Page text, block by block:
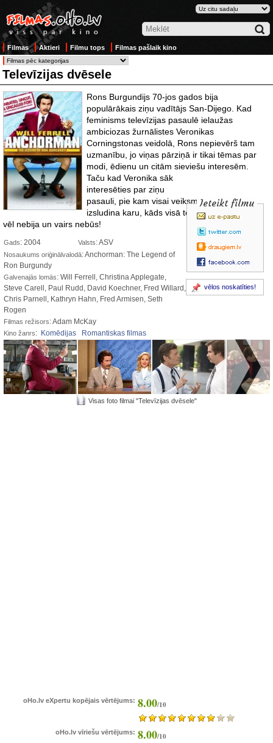
Filmas Aktieri Filmu tops Filmas pašlaik kino
Televīzijas dvēsele
Rons Burgundijs 70-jos gados bija
populārākais ziņu vadītājs San-Dijego. Kad
feminisms televīzijas pasaulē ielaužas
ambiciozas žurnālistes Veronikas
Corningstonas veidolā, Rons nepievērš tam
uzmanību, jo viņas pārziņā ir tikai tēmas par
modi, ēdienu un citām sieviešu interesēm.
Taču kad Veronika sāk
interesēties par ziņu
pasauli, pie kam visai veiksmīgi, Rons
izsludina karu, kāds visā televīzijas vēsturē
vēl nebija un vairs nebūs!
Ieteikt filmu
vēlos noskatīties!
Gads: 2004 Valsts: ASV
Nosaukums oriģinālvalodā: Anchorman: The Legend of
Ron Burgundy
Galvenajās lomās: Will Ferrell, Christina Applegate,
Steve Carell, Paul Rudd, David Koechner, Fred Willard,
Chris Parnell, Kathryn Hahn, Fred Armisen, Seth
Rogen
Filmas režisors: Adam McKay
Kino žanrs: Komēdijas Romantiskas filmas
Visas foto filmai "Televīzijas dvēsele"
oHo.lv eXpertu kopējais vērtējums: 8.00/10
oHo.lv vīriešu vērtējums: 8.00/10